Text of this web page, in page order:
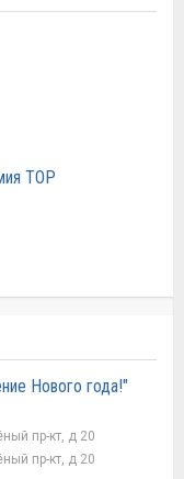
ТОР
Нового года!"
пр-кт, д 20
пр-кт, д 20